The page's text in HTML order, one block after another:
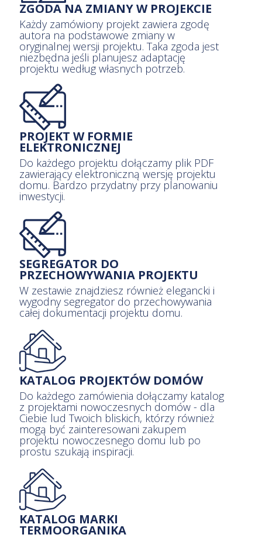
ZGODA NA ZMIANY W PROJEKCIE
Każdy zamówiony projekt zawiera zgodę
autora na podstawowe zmiany w
oryginalnej wersji projektu. Taka zgoda jest
niezbędna jeśli planujesz adaptację
projektu według własnych potrzeb.
PROJEKT W FORMIE
ELEKTRONICZNEJ
Do każdego projektu dołączamy plik PDF
zawierający elektroniczną wersję projektu
domu. Bardzo przydatny przy planowaniu
inwestycji.
SEGREGATOR DO
PRZECHOWYWANIA PROJEKTU
W zestawie znajdziesz również elegancki i
wygodny segregator do przechowywania
całej dokumentacji projektu domu.
KATALOG PROJEKTÓW DOMÓW
Do każdego zamówienia dołączamy katalog
z projektami nowoczesnych domów - dla
Ciebie lud Twoich bliskich, którzy również
mogą być zainteresowani zakupem
projektu nowoczesnego domu lub po
prostu szukają inspiracji.
KATALOG MARKI
TERMOORGANIKA